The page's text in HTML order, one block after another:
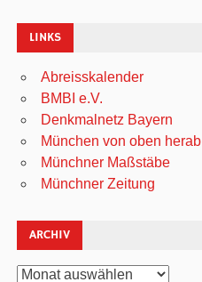
LINKS
Abreisskalender
BMBI e.V.
Denkmalnetz Bayern
München von oben herab
Münchner Maßstäbe
Münchner Zeitung
ARCHIV
Archiv